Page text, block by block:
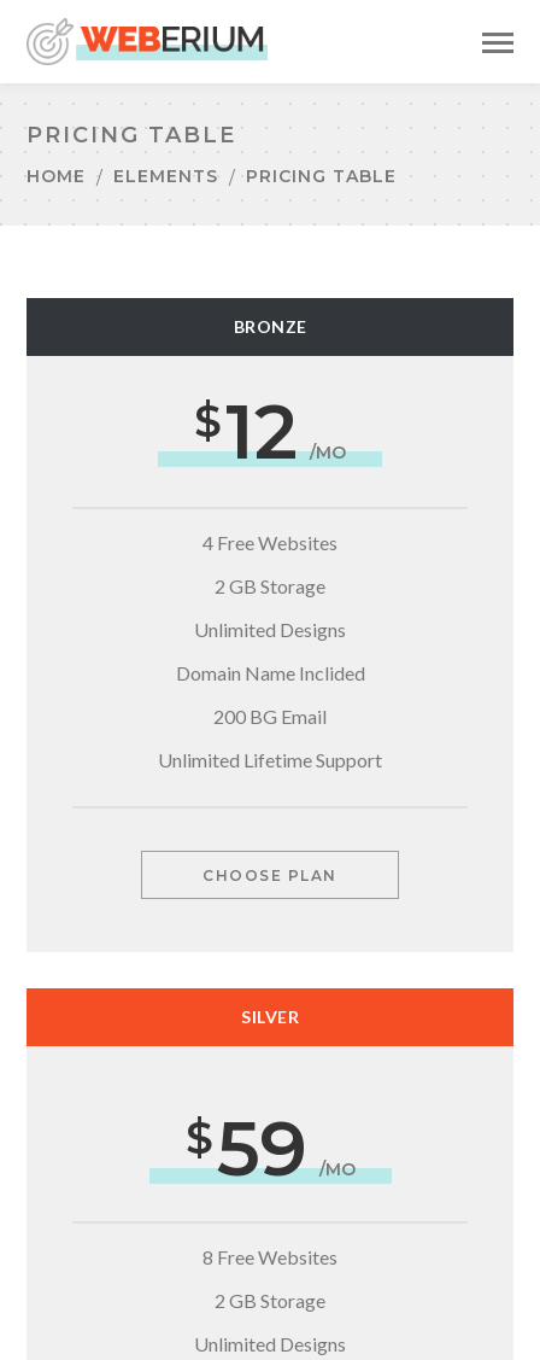
PRICING TABLE
HOME ELEMENTS PRICING TABLE
BRONZE
12 /MO
4 Free Websites
2 GB Storage
Unlimited Designs
Domain Name Inclided
200 BG Email
Unlimited Lifetime Support
CHOOSE PLAN
SILVER
59 /MO
8 Free Websites
2 GB Storage
Unlimited Designs